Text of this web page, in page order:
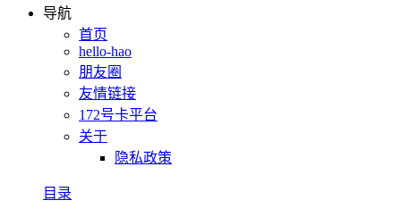
导航
首页
hello-hao
朋友圈
友情链接
172号卡平台
关于
隐私政策
目录